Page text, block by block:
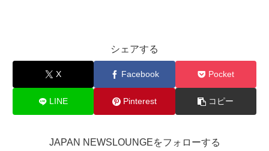
シェアする
X Facebook Pocket
LINE Pinterest コピー
JAPAN NEWSLOUNGEをフォローする